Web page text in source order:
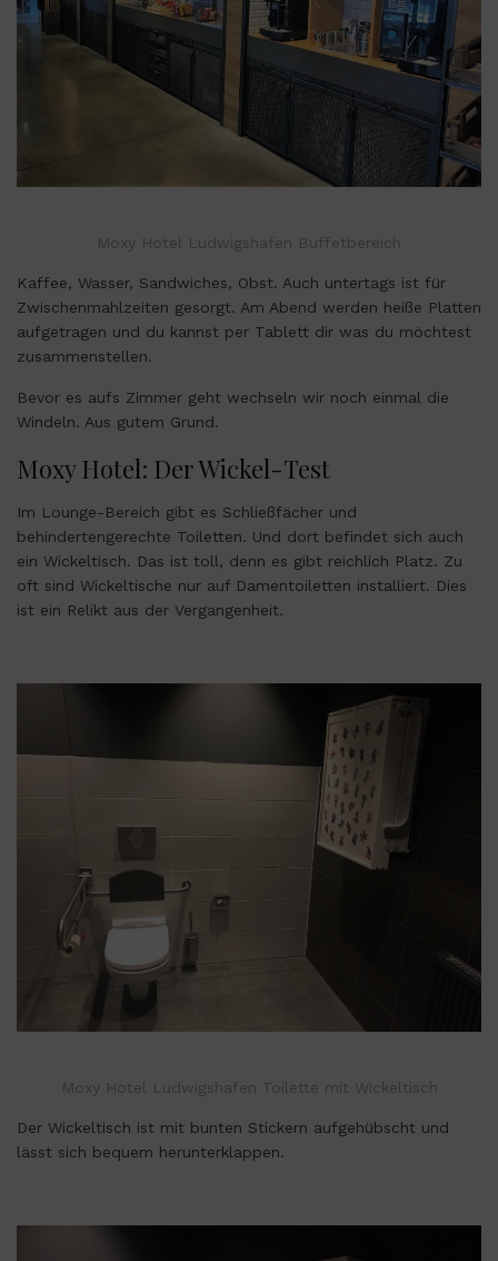
Moxy Hotel Ludwigshafen Buffetbereich
Kaffee, Wasser, Sandwiches, Obst. Auch untertags ist für
Zwischenmahlzeiten gesorgt. Am Abend werden heiße Platten
aufgetragen und du kannst per Tablett dir was du möchtest
zusammenstellen.
Bevor es aufs Zimmer geht wechseln wir noch einmal die
Windeln. Aus gutem Grund.
Moxy Hotel: Der Wickel-Test
Im Lounge-Bereich gibt es Schließfächer und
behindertengerechte Toiletten. Und dort befindet sich auch
ein Wickeltisch. Das ist toll, denn es gibt reichlich Platz. Zu
oft sind Wickeltische nur auf Damentoiletten installiert. Dies
ist ein Relikt aus der Vergangenheit.
Moxy Hotel Ludwigshafen Toilette mit Wickeltisch
Der Wickeltisch ist mit bunten Stickern aufgehübscht und
lässt sich bequem herunterklappen.